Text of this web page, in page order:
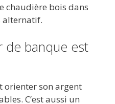
chaudière bois dans
alternatif.
de banque est
orienter son argent
C’est aussi un